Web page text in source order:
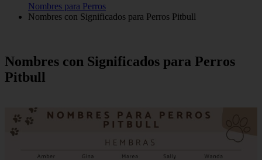
Nombres para Perros
Nombres con Significados para Perros Pitbull
Nombres con Significados para Perros
Pitbull